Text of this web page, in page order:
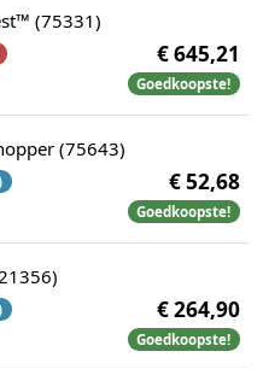
(75331)
€ 645,21
Goedkoopste!
(75643)
€ 52,68
Goedkoopste!
€ 264,90
Goedkoopste!